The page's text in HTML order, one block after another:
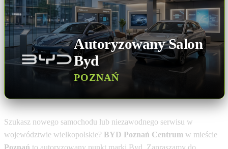
Autoryzowany Salon
Byd
POZNAŃ
Szukasz nowego samochodu lub niezawodnego serwisu w
województwie wielkopolskie? BYD Poznań Centrum w mieście
Poznań to autoryzowany punkt marki Byd. Zapraszamy do